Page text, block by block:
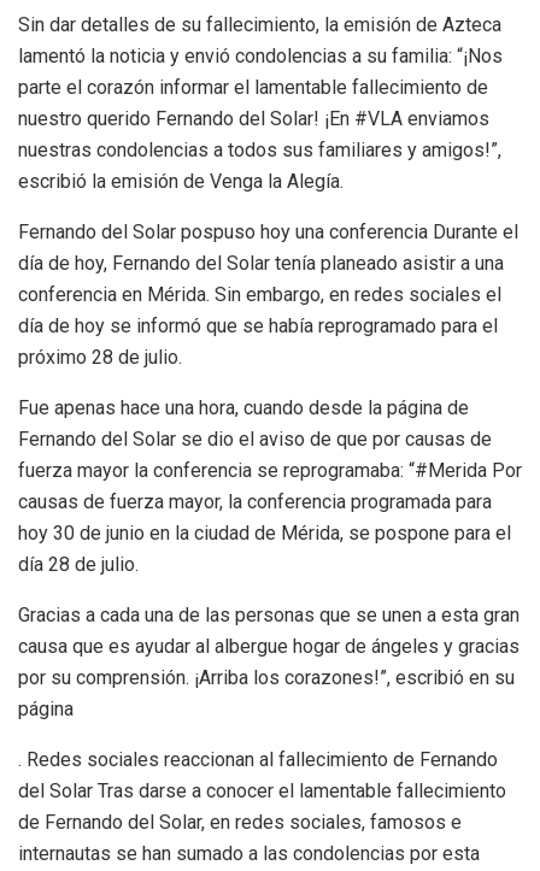
Sin dar detalles de su fallecimiento, la emisión de Azteca
lamentó la noticia y envió condolencias a su familia: “¡Nos
parte el corazón informar el lamentable fallecimiento de
nuestro querido Fernando del Solar! ¡En #VLA enviamos
nuestras condolencias a todos sus familiares y amigos!”,
escribió la emisión de Venga la Alegía.
Fernando del Solar pospuso hoy una conferencia Durante el
día de hoy, Fernando del Solar tenía planeado asistir a una
conferencia en Mérida. Sin embargo, en redes sociales el
día de hoy se informó que se había reprogramado para el
próximo 28 de julio.
Fue apenas hace una hora, cuando desde la página de
Fernando del Solar se dio el aviso de que por causas de
fuerza mayor la conferencia se reprogramaba: “#Merida Por
causas de fuerza mayor, la conferencia programada para
hoy 30 de junio en la ciudad de Mérida, se pospone para el
día 28 de julio.
Gracias a cada una de las personas que se unen a esta gran
causa que es ayudar al albergue hogar de ángeles y gracias
por su comprensión. ¡Arriba los corazones!”, escribió en su
página
. Redes sociales reaccionan al fallecimiento de Fernando
del Solar Tras darse a conocer el lamentable fallecimiento
de Fernando del Solar, en redes sociales, famosos e
internautas se han sumado a las condolencias por esta